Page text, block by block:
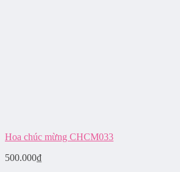
Hoa chúc mừng CHCM033
500.000₫